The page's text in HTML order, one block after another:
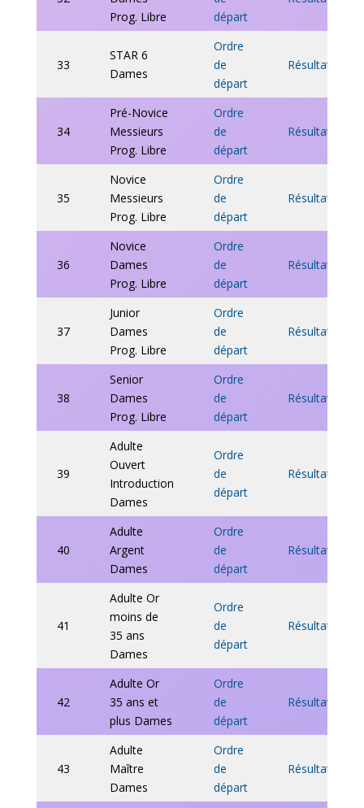
Prog. Libre
départ
33
STAR 6
Dames
Ordre
de
départ
Résultats
34
Pré-Novice
Messieurs
Prog. Libre
Ordre
de
départ
Résultats
35
Novice
Messieurs
Prog. Libre
Ordre
de
départ
Résultats
36
Novice
Dames
Prog. Libre
Ordre
de
départ
Résultats
37
Junior
Dames
Prog. Libre
Ordre
de
départ
Résultats
38
Senior
Dames
Prog. Libre
Ordre
de
départ
Résultats
39
Adulte
Ouvert
Introduction
Dames
Ordre
de
départ
Résultats
40
Adulte
Argent
Dames
Ordre
de
départ
Résultats
41
Adulte Or
moins de
35 ans
Dames
Ordre
de
départ
Résultats
42
Adulte Or
35 ans et
plus Dames
Ordre
de
départ
Résultats
43
Adulte
Maître
Dames
Ordre
de
départ
Résultats